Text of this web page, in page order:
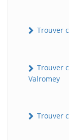
Trouver
Trouver
Valromey
Trouver